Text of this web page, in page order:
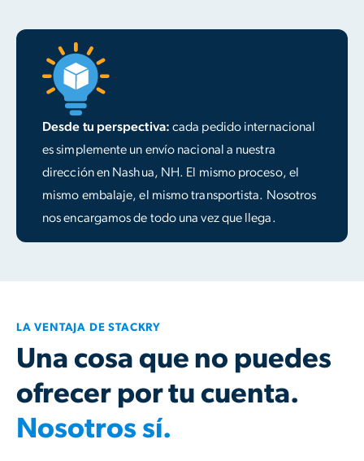
Desde tu perspectiva: cada pedido internacional
es simplemente un envío nacional a nuestra
dirección en Nashua, NH. El mismo proceso, el
mismo embalaje, el mismo transportista. Nosotros
nos encargamos de todo una vez que llega.
LA VENTAJA DE STACKRY
Una cosa que no puedes
ofrecer por tu cuenta.
Nosotros sí.